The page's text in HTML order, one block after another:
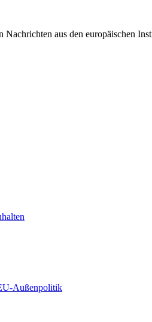
aus den europäischen
Außenpolitik